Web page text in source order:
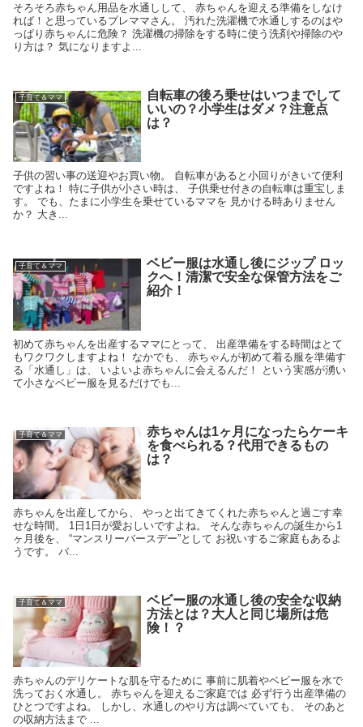
そろそろ赤ちゃん用品を水通しして、 赤ちゃんを迎える準備をしなけ
れば！と思っているプレママさん。 汚れた洗濯機で水通しするのはや
っぱり赤ちゃんに危険？ 洗濯機の掃除をする時に使う洗剤や掃除のや
り方は？ 気になりますよ...
子育て＆ママ
自転車の後ろ乗せはいつまでして
いいの？小学生はダメ？注意点
は？
子供の習い事の送迎やお買い物。 自転車があると小回りがきいて便利
ですよね！ 特に子供が小さい時は、 子供乗せ付きの自転車は重宝しま
す。 でも、たまに小学生を乗せているママを 見かける時ありません
か？ 大き...
子育て＆ママ
ベビー服は水通し後にジップ ロッ
クへ！清潔で安全な保管方法をご
紹介！
初めて赤ちゃんを出産するママにとって、 出産準備をする時間はとて
もワクワクしますよね！ なかでも、 赤ちゃんが初めて着る服を準備す
る「水通し」は、 いよいよ赤ちゃんに会えるんだ！ という実感が湧い
て小さなベビー服を見るだけでも...
子育て＆ママ
赤ちゃんは1ヶ月になったらケーキ
を食べられる？代用できるもの
は？
赤ちゃんを出産してから、 やっと出てきてくれた赤ちゃんと過ごす幸
せな時間。 1日1日が愛おしいですよね。 そんな赤ちゃんの誕生から1
ヶ月後を、 “マンスリーバースデー”として お祝いするご家庭もあるよ
うです。 バ...
子育て＆ママ
ベビー服の水通し後の安全な収納
方法とは？大人と同じ場所は危
険！？
赤ちゃんのデリケートな肌を守るために 事前に肌着やベビー服を水で
洗っておく水通し。 赤ちゃんを迎えるご家庭では 必ず行う出産準備の
ひとつですよね。 しかし、水通しのやり方は調べていても、 そのあと
の収納方法まで ...